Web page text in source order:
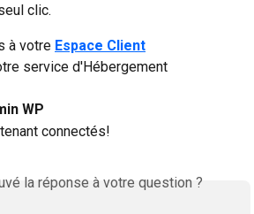
clic.
à votre Espace Client
service d'Hébergement
WP
connectés!
la réponse à votre question ?